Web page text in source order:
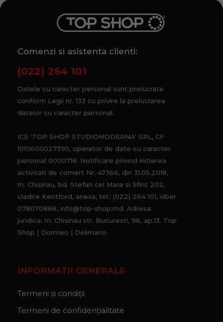
Comenzi si asistenta clienti:
(022) 264 101
Datele cu caracter personal sunt prelucrate
conform Legii nr. 133 cu privire la prelucrarea
datelor cu caracter personal.
ICS 'TOP SHOP STUDIOMODERNA' SRL, CF
1010600027395, operator de date cu caracter
personal 0000718. Notificare privind initierea
activitati de comert Nr. 47366, din 31.05.2018,
m. Chisinau, bd. Stefan cel Mare si Sfint 202,
cladire Kentford, anexa, tel.: (022) 264 101, viber
078070888, info@top-shop.md. Adresa
juridica: m. Chisinau str. Bucuresti, 96, ap.13. Top
Shop | Dormeo | Delimano
INFORMATII GENERALE
Termeni și condiții
Termeni de confidențialitate